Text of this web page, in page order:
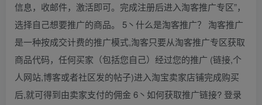
信息，收邮件，激活即可。完成注册后进入淘客推广专区”，
选择自己想要推广的商品。 5丶什么是淘客推广？ 淘客推广
是一种按成交计费的推广模式,淘客只要从淘客推广专区获取
商品代码，任何买家（包括您自己）经过您的推广 (链接,个
人网站,博客或者社区发的帖子)进入淘宝卖家店铺完成购买
后,就可得到由卖家支付的佣金 6丶如何获取推广链接? 登录